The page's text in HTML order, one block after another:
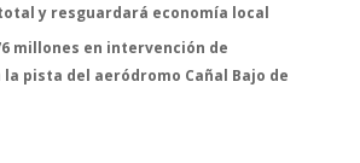
y resguardará economía local
millones en intervención de
pista del aeródromo Cañal Bajo de